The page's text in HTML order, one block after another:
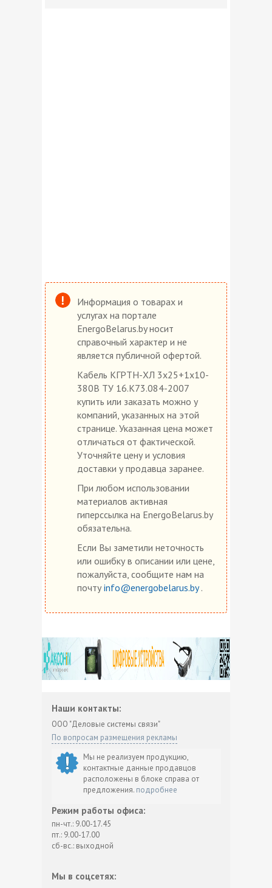
Информация о товарах и
услугах на портале
EnergoBelarus.by носит
справочный характер и не
является публичной офертой.
Кабель КГРТН-ХЛ 3х25+1х10-
380В ТУ 16.К73.084-2007
купить или заказать можно у
компаний, указанных на этой
странице. Указанная цена может
отличаться от фактической.
Уточняйте цену и условия
доставки у продавца заранее.
При любом использовании
материалов активная
гиперссылка на EnergoBelarus.by
обязательна.
Если Вы заметили неточность
или ошибку в описании или цене,
пожалуйста, сообщите нам на
почту info@energobelarus.by.
Наши контакты:
ООО "Деловые системы связи"
По вопросам размещения рекламы
Мы не реализуем продукцию,
контактные данные продавцов
расположены в блоке справа от
предложения. подробнее
Режим работы офиса:
пн-чт.: 9.00-17.45
пт.: 9.00-17.00
сб-вс.: выходной
Мы в соцсетях: